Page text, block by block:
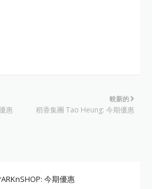
較新的
稻香集團 Tao Heung: 今期優惠
惠
今期優惠